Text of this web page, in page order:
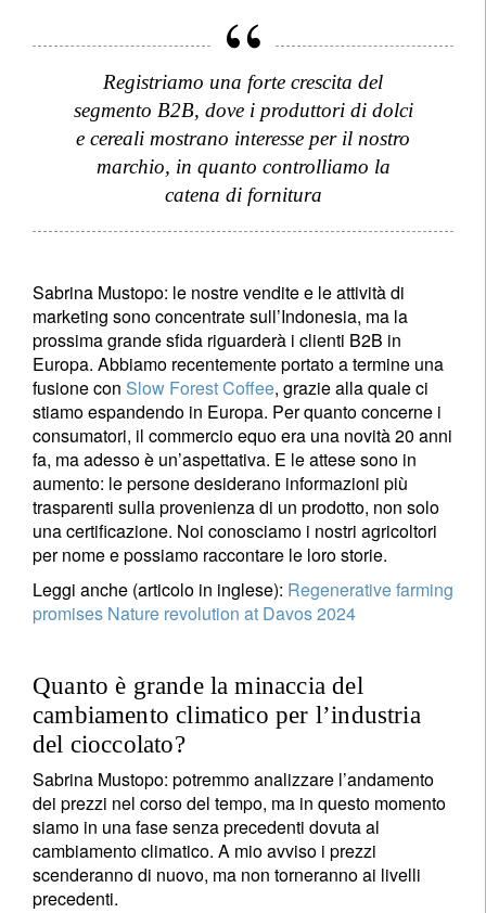
Registriamo una forte crescita del
segmento B2B, dove i produttori di dolci
e cereali mostrano interesse per il nostro
marchio, in quanto controlliamo la
catena di fornitura
Sabrina Mustopo: le nostre vendite e le attività di
marketing sono concentrate sull’Indonesia, ma la
prossima grande sfida riguarderà i clienti B2B in
Europa. Abbiamo recentemente portato a termine una
fusione con Slow Forest Coffee, grazie alla quale ci
stiamo espandendo in Europa. Per quanto concerne i
consumatori, il commercio equo era una novità 20 anni
fa, ma adesso è un’aspettativa. E le attese sono in
aumento: le persone desiderano informazioni più
trasparenti sulla provenienza di un prodotto, non solo
una certificazione. Noi conosciamo i nostri agricoltori
per nome e possiamo raccontare le loro storie.
Leggi anche (articolo in inglese): Regenerative farming
promises Nature revolution at Davos 2024
Quanto è grande la minaccia del
cambiamento climatico per l’industria
del cioccolato?
Sabrina Mustopo: potremmo analizzare l’andamento
dei prezzi nel corso del tempo, ma in questo momento
siamo in una fase senza precedenti dovuta al
cambiamento climatico. A mio avviso i prezzi
scenderanno di nuovo, ma non torneranno ai livelli
precedenti.